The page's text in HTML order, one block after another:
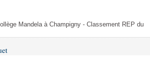
Mandela à Champigny - Classement REP du